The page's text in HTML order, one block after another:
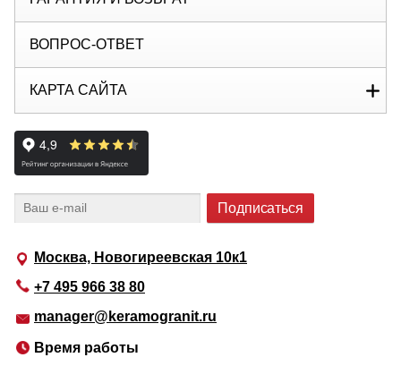
Москва, Новогиреевская 10к1
+7 495 966 38 80
manager@keramogranit.ru
Время работы
ВОПРОС-ОТВЕТ
КАРТА САЙТА